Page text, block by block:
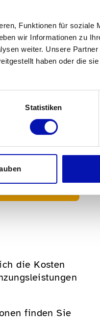
Funktionen für soziale
wir Informationen zu
weiter. Unsere
haben oder die
Statistiken
Die
dringend
die Kosten
finden Sie